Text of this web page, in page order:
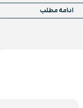
ادامه مطلب